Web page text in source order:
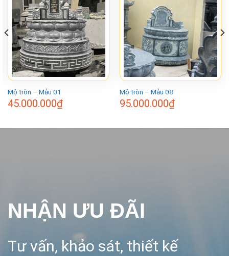
Mộ tròn – Mẫu 01
45.000.000₫
Mộ tròn – Mẫu 08
95.000.000₫
NHẬN ƯU ĐÃI
Tư vấn, khảo sát, thiết kế